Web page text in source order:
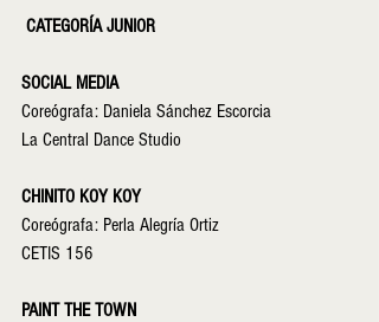
CATEGORÍA JUNIOR
SOCIAL MEDIA
Coreógrafa: Daniela Sánchez Escorcia
La Central Dance Studio
CHINITO KOY KOY
Coreógrafa: Perla Alegría Ortiz
CETIS 156
PAINT THE TOWN